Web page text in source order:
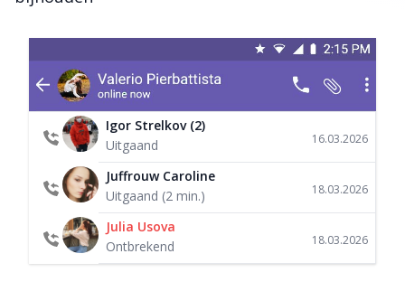
Igor Strelkov (2)
16.03.2026
Uitgaand
Juffrouw Caroline
18.03.2026
Uitgaand (2 min.)
Julia Usova
18.03.2026
Ontbrekend